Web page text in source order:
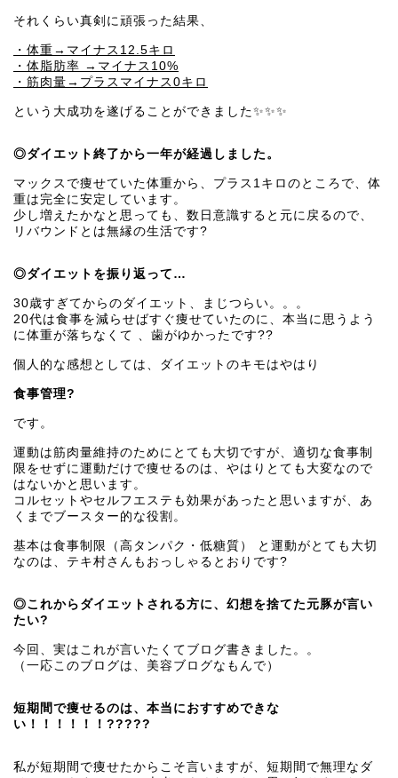
それくらい真剣に頑張った結果、
・体重→マイナス12.5キロ
・体脂肪率 →マイナス10%
・筋肉量→プラスマイナス0キロ
という大成功を遂げることができました✨✨✨
◎ダイエット終了から一年が経過しました。
マックスで痩せていた体重から、プラス1キロのところで、体
重は完全に安定しています。
少し増えたかなと思っても、数日意識すると元に戻るので、
リバウンドとは無縁の生活です?
◎ダイエットを振り返って…
30歳すぎてからのダイエット、まじつらい。。。
20代は食事を減らせばすぐ痩せていたのに、本当に思うよう
に体重が落ちなくて 、歯がゆかったです??
個人的な感想としては、ダイエットのキモはやはり
食事管理?
です。
運動は筋肉量維持のためにとても大切ですが、適切な食事制
限をせずに運動だけで痩せるのは、やはりとても大変なので
はないかと思います。
コルセットやセルフエステも効果があったと思いますが、あ
くまでブースター的な役割。
基本は食事制限（高タンパク・低糖質） と運動がとても大切
なのは、テキ村さんもおっしゃるとおりです?
◎これからダイエットされる方に、幻想を捨てた元豚が言い
たい?
今回、実はこれが言いたくてブログ書きました。。
（一応このブログは、美容ブログなもんで）
短期間で痩せるのは、本当におすすめできな
い！！！！！！?????
私が短期間で痩せたからこそ言いますが、短期間で無理なダ